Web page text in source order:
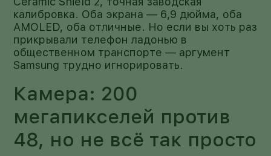
калибровка. Оба экрана — 6,9 дюйма, оба
AMOLED, оба отличные. Но если вы хоть раз
прикрывали телефон ладонью в
общественном транспорте — аргумент
Samsung трудно игнорировать.
Камера: 200
мегапикселей против
48, но не всё так просто